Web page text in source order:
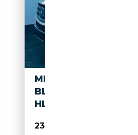
MERCEDES-BENZ ML
BLUEEFF./AMG/
HL./AHK/S-HEFT...
23 990€